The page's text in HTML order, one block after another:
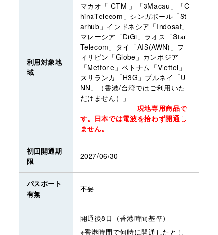
利用対象地
域
マカオ「 CTM 」「3Macau」「C
hinaTelecom」シンガポール「St
arhub」インドネシア「Indosat」
マレーシア「DiGi」ラオス「Star
Telecom」タイ「AIS(AWN)」フ
ィリピン「Globe」カンボジア
「Metfone」ベトナム「Viettel」
スリランカ「H3G」ブルネイ「U
NN」（香港/台湾ではご利用いた
だけません）」
現地専用商品で
す。日本では電波を拾わず開通し
ません。
初回開通期
限
2027/06/30
パスポート
有無
不要
開通後8日（香港時間基準）
※香港時間で何時に開通したとし